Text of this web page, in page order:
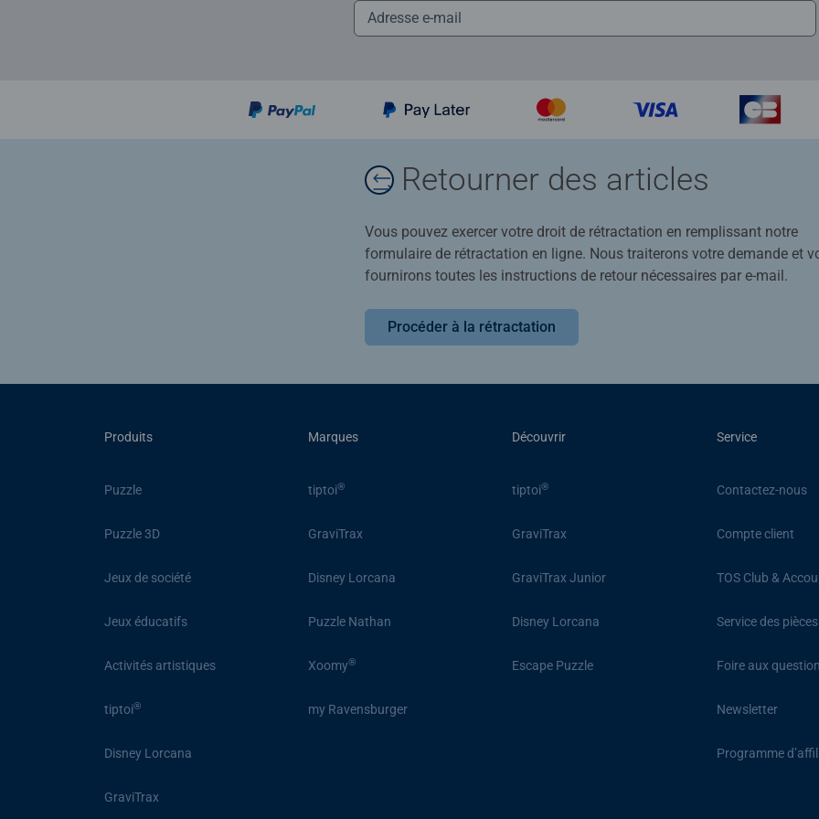
Retourner des articles
Vous pouvez exercer votre droit de rétractation en remplissant notre
formulaire de rétractation en ligne. Nous traiterons votre demande et
fournirons toutes les instructions de retour nécessaires par e-mail.
Procéder à la rétractation
Produits
Puzzle
Puzzle 3D
Jeux de société
Jeux éducatifs
Activités artistiques
tiptoi®
Disney Lorcana
GraviTrax
Marques
tiptoi®
GraviTrax
Disney Lorcana
Puzzle Nathan
Xoomy®
my Ravensburger
Découvrir
tiptoi®
GraviTrax
GraviTrax Junior
Disney Lorcana
Escape Puzzle
Service
Contactez-nous
Compte client
TOS Club &
Service des
Foire aux
Newsletter
Programme